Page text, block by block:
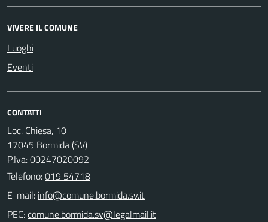
VIVERE IL COMUNE
Luoghi
Eventi
CONTATTI
Loc. Chiesa, 10
17045 Bormida (SV)
P.Iva: 00247020092
Telefono:019 54718
E-mail:
PEC: